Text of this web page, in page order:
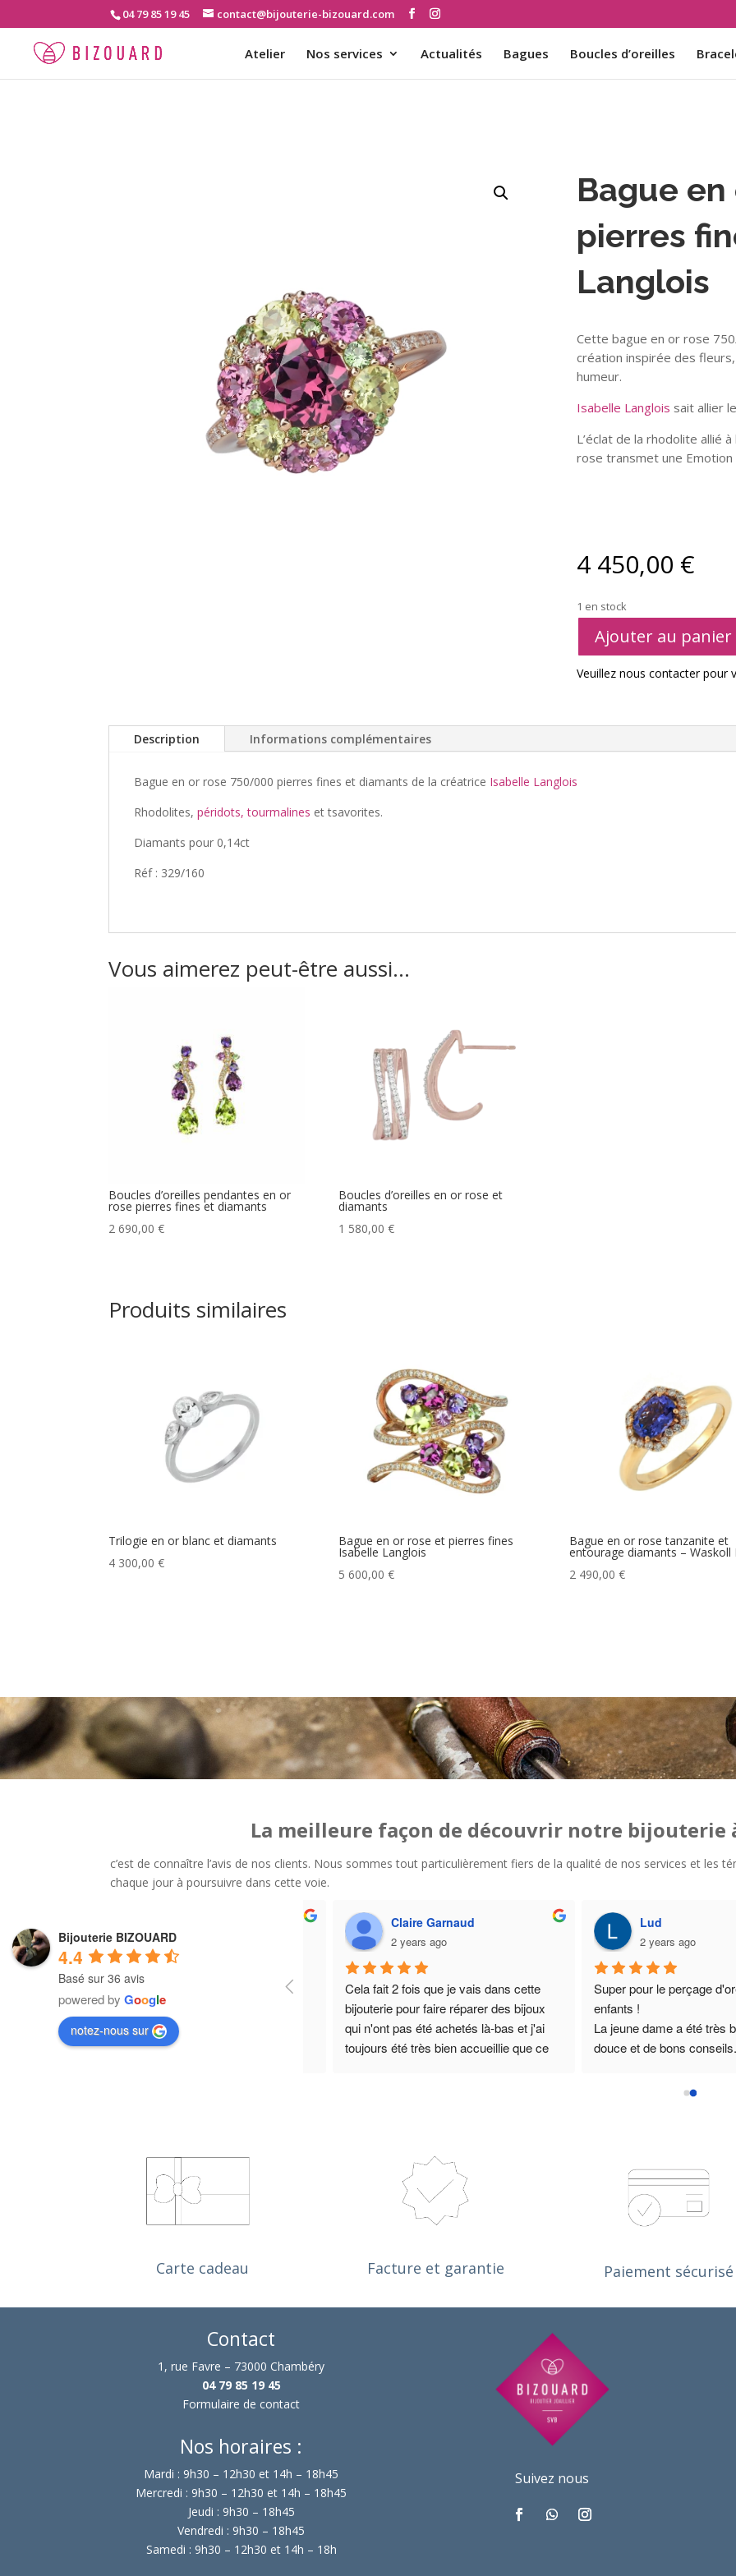
04 79 85 19 45 contact@bijouterie-bizouard.com
Atelier Nos services Actualités Bagues Boucles d’oreilles
Bague
pierres
Langlois
Cette bague en or rose
création inspirée des
humeur.
Isabelle Langlois sait allier
L’éclat de la rhodolite allié
rose transmet une
4 450,00 €
1 en stock
Ajouter au panier
Veuillez nous contacter pour
Description Informations complémentaires
Bague en or rose 750/000 pierres fines et diamants de la créatrice Isabelle Langlois
Rhodolites, péridots, tourmalines et tsavorites.
Diamants pour 0,14ct
Réf : 329/160
Vous aimerez peut-être aussi…
Boucles d’oreilles pendantes en or
rose pierres fines et diamants
2 690,00 €
Boucles d’oreilles en or rose et
diamants
1 580,00€
Produits similaires
Trilogie en or blanc et diamants
4 300,00 €
Bague en or rose et pierres fines
Isabelle Langlois
5 600,00€
Bague en or rose tanzanite et
entourage diamants – Waskoll
2 490,00 €
La meilleure façon de découvrir notre bijouterie
c’est de connaître l’avis de nos clients. Nous sommes tout particulièrement fiers de la qualité de nos services et les
chaque jour à poursuivre dans cette voie.
Bijouterie BIZOUARD
4.4
Basé sur 36 avis
powered by Google
notez-nous sur
2 years ago
Très sympa, bons conseils
Merci pour le service .
Claire Garnaud
2 years ago
Cela fait 2 fois que je vais dans cette
bijouterie pour faire réparer des bijoux
qui n'ont pas été achetés là-bas et j'ai
toujours été très bien accueillie que ce
pas posé de problème. J'ai d'ailleurs
récupéré la chevalière 1 semaine et
demi plus tôt que le délai donné
initialement, donc rien à redire.
n'ai jamais eu besoin d'y retourner suite
Lud
2 years ago
Super pour le perçage
enfants !
La jeune dame a été très
douce et de bons
Perçage net, petite douleur
bijouteries comme
résultat est nickel,
Merci !
Carte cadeau Facture et garantie Paiement sécurisé
Contact
1, rue Favre – 73000 Chambéry
04 79 85 19 45
Formulaire de contact
Nos horaires :
Mardi : 9h30 – 12h30 et 14h – 18h45
Mercredi : 9h30 – 12h30 et 14h – 18h45
Jeudi : 9h30 – 18h45
Vendredi : 9h30 – 18h45
Samedi : 9h30 – 12h30 et 14h – 18h
Suivez nous